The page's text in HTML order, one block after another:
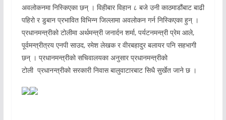
अवलोकनमा निस्किएका छन् । विहीबार विहान ८ बजे उनी काठमाडौंबाट बाढी
पहिरो र डुबान प्रभावित विभिन्न जिल्लामा अवलोकन गर्न निस्किएका हुन् ।
प्रधानमन्त्रीको टोलीमा अर्थमन्त्री जनार्दन शर्मा, पर्यटनमन्त्री प्रेम आले,
पूर्वमन्त्रीत्रय एनपी साउद, रमेश लेखक र वीरबहादुर बलायर पनि सहभागी
छन् । प्रधानमन्त्रीको सचिवालयका अनुसार प्रधानमन्त्रीको
टोली प्रधानन्त्रीको सरकारी निवास बालुवाटारबाट सिधै सुर्खेत जाने छ ।